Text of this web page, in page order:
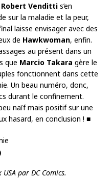
Robert Venditti s’en
sur la maladie et la peur,
laisse envisager avec des
de Hawkwoman, enfin.
au présent dans un
que Marcio Takara gère le
fonctionnent dans cette
Un beau numéro, donc,
durant le confinement.
naïf mais positif sur une
hasard, en conclusion ! ■
par DC Comics.